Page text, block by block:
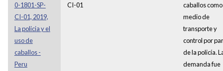
0-1801-SP-
CI-01, 2019,
La policia y el
uso de
caballos -
Peru
CI-01
caballos como
medio de
transporte y
control por
de la policía.
demanda fue